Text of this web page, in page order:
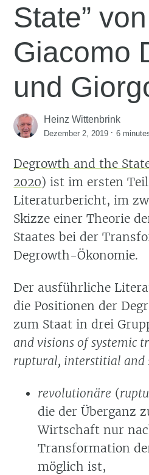
State” von
Giacomo
und
Heinz Wittenbrink
Dezember 2, 2019 ·6
Degrowth and the
2020) ist im ersten
Literaturbericht, im
Skizze einer Theorie
Staates bei der
Degrowth-Ökonomie.
Der ausführliche
die Positionen der
zum Staat in drei
and visions of systemic
ruptural, interstitial and
revolutionäre (
die der Überganz
Wirtschaft nur
Transformation
möglich ist,